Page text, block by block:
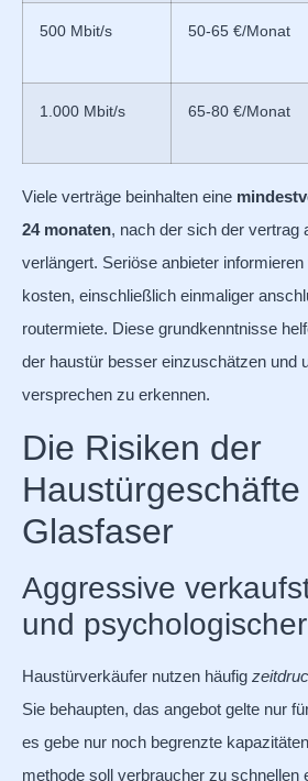
500 Mbit/s 50-65 €/Monat
1.000 Mbit/s 65-80 €/Monat
Viele verträge beinhalten eine
24 monaten, nach der sich der vertrag
verlängert. Seriöse anbieter
kosten, einschließlich einmaliger
routermiete. Diese grundkenntnisse
der haustür besser einzuschätzen und
versprechen zu erkennen.
Die Risiken der
Glasfaser
Aggressive
und
Haustürverkäufer nutzen häufig
Sie behaupten, das angebot gelte nur
es gebe nur noch begrenzte
methode soll verbraucher zu schnellen